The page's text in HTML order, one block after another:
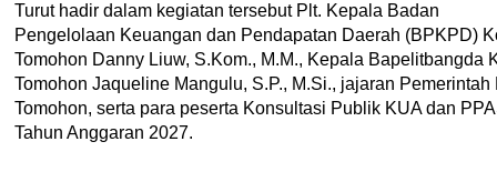
Turut hadir dalam kegiatan tersebut Plt. Kepala Badan
Pengelolaan Keuangan dan Pendapatan Daerah (BPKPD)
Tomohon Danny Liuw, S.Kom., M.M., Kepala Bapelitbangda
Tomohon Jaqueline Mangulu, S.P., M.Si., jajaran Pemerintah
Tomohon, serta para peserta Konsultasi Publik KUA dan
Tahun Anggaran 2027.